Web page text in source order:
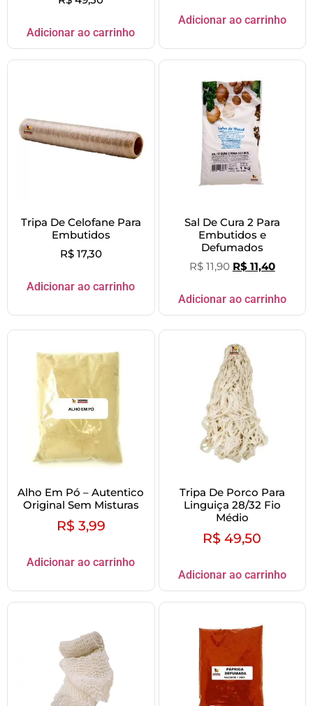
Adicionar ao carrinho
Adicionar ao carrinho
Tripa De Celofane Para
Embutidos
R$17,30
Adicionar ao carrinho
Sal De Cura 2 Para
Embutidos e
Defumados
R$11,90 R$ 11,40
Adicionar ao carrinho
Alho Em Pó – Autentico
Original Sem Misturas
R$ 3,99
Adicionar ao carrinho
Tripa De Porco Para
Linguiça 28/32 Fio
Médio
R$ 49,50
Adicionar ao carrinho